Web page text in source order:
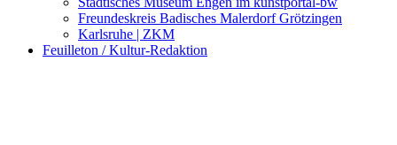
Freundeskreis Badisches Malerdorf Grötzingen
Karlsruhe | ZKM
Feuilleton / Kultur-Redaktion